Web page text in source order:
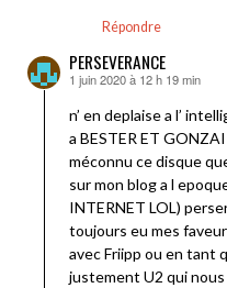
Répondre
PERSEVERANCE
dit :
1 juin 2020 à 12 h 19 min
n’ en deplaise a l’
a BESTER ET
méconnu ce disque
sur mon blog a l
INTERNET LOL)
toujours eu mes
avec Friipp ou en tant
justement U2 qui